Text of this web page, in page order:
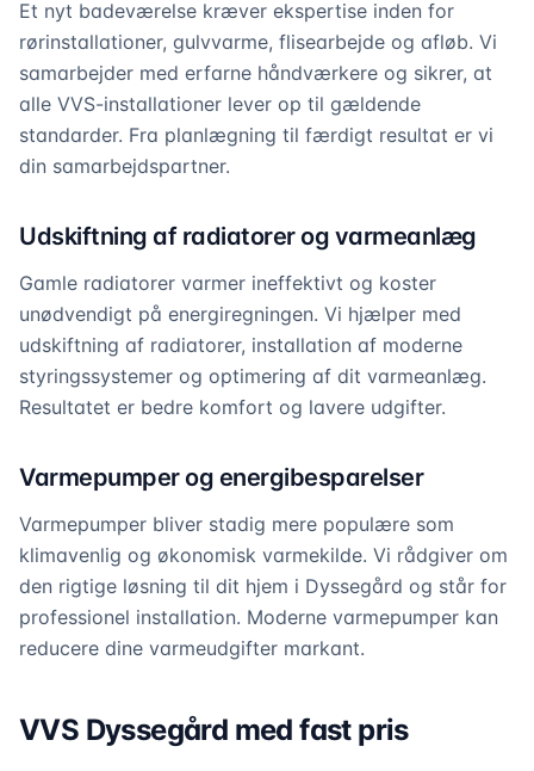
Et nyt badeværelse kræver ekspertise inden for
rørinstallationer, gulvvarme, flisearbejde og afløb. Vi
samarbejder med erfarne håndværkere og sikrer, at
alle VVS-installationer lever op til gældende
standarder. Fra planlægning til færdigt resultat er vi
din samarbejdspartner.
Udskiftning af radiatorer og varmeanlæg
Gamle radiatorer varmer ineffektivt og koster
unødvendigt på energiregningen. Vi hjælper med
udskiftning af radiatorer, installation af moderne
styringssystemer og optimering af dit varmeanlæg.
Resultatet er bedre komfort og lavere udgifter.
Varmepumper og energibesparelser
Varmepumper bliver stadig mere populære som
klimavenlig og økonomisk varmekilde. Vi rådgiver om
den rigtige løsning til dit hjem i Dyssegård og står for
professionel installation. Moderne varmepumper kan
reducere dine varmeudgifter markant.
VVS Dyssegård med fast pris